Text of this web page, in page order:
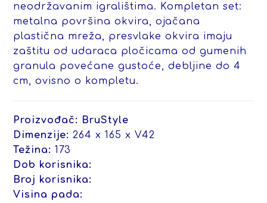
neodržavanim igralištima.
Kompletan set:
metalna površina okvira, ojačana
plastična mreža, presvlake okvira imaju
zaštitu od udaraca pločicama od gumenih
granula povećane gustoće, debljine do 4
cm, ovisno o kompletu.
Proizvođač: BruStyle
Dimenzije: 264 x 165 x V42
Težina: 173
Dob korisnika:
Broj korisnika:
Visina pada: